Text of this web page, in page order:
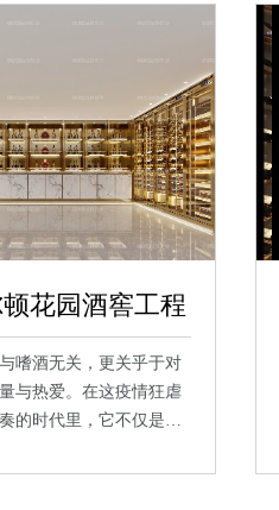
花园酒窖工程
嗜酒无关，更关乎于对
与热爱。在这疫情狂虐
的时代里，它不仅是…